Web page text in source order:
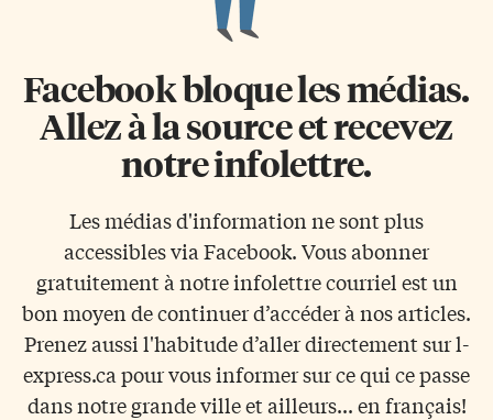
Facebook bloque les médias.
Allez à la source et recevez
notre infolettre.
Les médias d'information ne sont plus
accessibles via Facebook. Vous abonner
gratuitement à notre infolettre courriel est un
bon moyen de continuer d’accéder à nos articles.
Prenez aussi l'habitude d’aller directement sur l-
express.ca pour vous informer sur ce qui ce passe
dans notre grande ville et ailleurs... en français!